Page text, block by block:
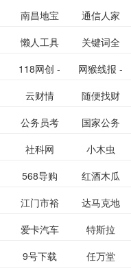
服务平台
目录网址
大全
办公运营
工具导航
更多>>
南昌地宝
网_南昌论
坛
通信人家
园更多>>
懒人工具 关键词全
网指数查
询
更多>>
118网创 -
创业项目
资源分享
网猴线报 -
一个简单
且纯粹的
网站
更多>>
云财情 随便找财
经网更多>>
公务员考
试-中公教
育网
国家公务
员局更多>>
社科网
小木虫
更多>>
568导购
网
红酒木瓜
靓汤官网
更多>>
江门市裕
华墙纸
达马克地
产更多>>
爱卡汽车
导购
特斯拉
更多>>
9号下载
任万堂